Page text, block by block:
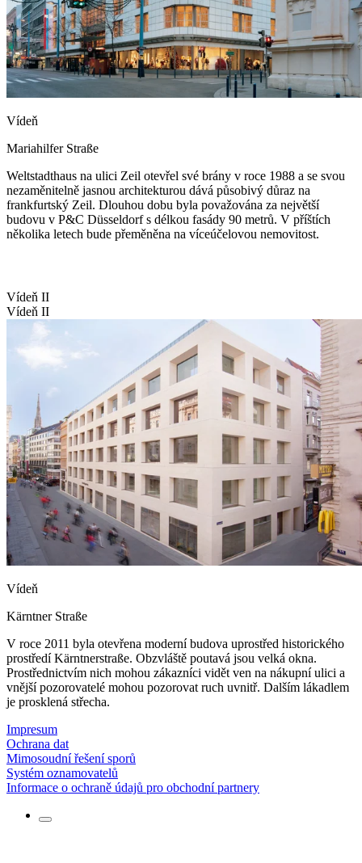
Vídeň
Mariahilfer Straße
Weltstadthaus na ulici Zeil otevřel své brány v roce 1988 a se svou
nezaměnitelně jasnou architekturou dává působivý důraz na
frankfurtský Zeil. Dlouhou dobu byla považována za největší
budovu v P&C Düsseldorf s délkou fasády 90 metrů. V příštích
několika letech bude přeměněna na víceúčelovou nemovitost.
Vídeň II
Vídeň II
Vídeň
Kärntner Straße
V roce 2011 byla otevřena moderní budova uprostřed historického
prostředí Kärntnerstraße. Obzvláště poutavá jsou velká okna.
Prostřednictvím nich mohou zákazníci vidět ven na nákupní ulici a
vnější pozorovatelé mohou pozorovat ruch uvnitř. Dalším lákadlem
je prosklená střecha.
Impresum
Ochrana dat
Mimosoudní řešení sporů
Systém oznamovatelů
Informace o ochraně údajů pro obchodní partnery